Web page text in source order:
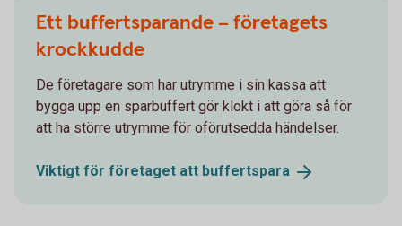
Ett buffertsparande – företagets
krockkudde
De företagare som har utrymme i sin kassa att
bygga upp en sparbuffert gör klokt i att göra så för
att ha större utrymme för oförutsedda händelser.
Viktigt för företaget att buffertspara